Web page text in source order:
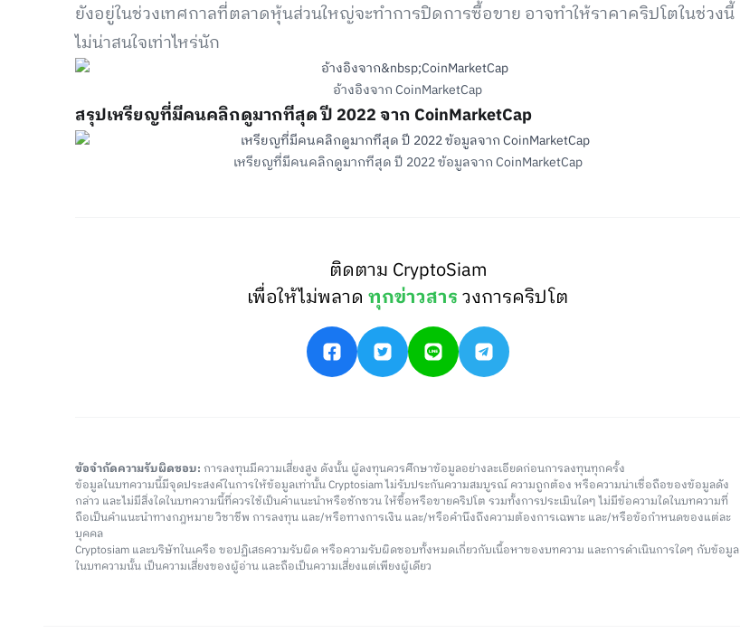
ยังอยู่ในช่วงเทศกาลที่ตลาดหุ้นส่วนใหญ่จะทำการปิดการซื้อขาย อาจทำให้ราคาคริปโตในช่วงนี้
ไม่น่าสนใจเท่าไหร่นัก
อ้างอิงจาก CoinMarketCap
สรุปเหรียญที่มีคนคลิกดูมากทีสุด ปี 2022 จาก CoinMarketCap
เหรียญที่มีคนคลิกดูมากทีสุด ปี 2022 ข้อมูลจาก CoinMarketCap
ติดตาม CryptoSiam
เพื่อให้ไม่พลาดทุกข่าวสารวงการคริปโต
ข้อจำกัดความรับผิดชอบ: การลงทุนมีความเสี่ยงสูง ดังนั้น ผู้ลงทุนควรศึกษาข้อมูลอย่างละเอียดก่อนการลงทุนทุกครั้ง
ข้อมูลในบทความนี้มีจุดประสงค์ในการให้ข้อมูลเท่านั้น Cryptosiam ไม่รับประกันความสมบูรณ์ ความถูกต้อง หรือความน่าเชื่อถือของข้อมูลดัง
กล่าว และไม่มีสิ่งใดในบทความนี้ที่ควรใช้เป็นคำแนะนำหรือชักชวน ให้ซื้อหรือขายคริปโต รวมทั้งการประเมินใดๆ ไม่มีข้อความใดในบทความที่
ถือเป็นคำแนะนำทางกฎหมาย วิชาชีพ การลงทุน และ/หรือทางการเงิน และ/หรือคำนึงถึงความต้องการเฉพาะ และ/หรือข้อกำหนดของแต่ละ
บุคคล
Cryptosiam และบริษัทในเครือ ขอปฏิเสธความรับผิด หรือความรับผิดชอบทั้งหมดเกี่ยวกับเนื้อหาของบทความ และการดำเนินการใดๆ กับข้อมูล
ในบทความนั้น เป็นความเสี่ยงของผู้อ่าน และถือเป็นความเสี่ยงแต่เพียงผู้เดียว